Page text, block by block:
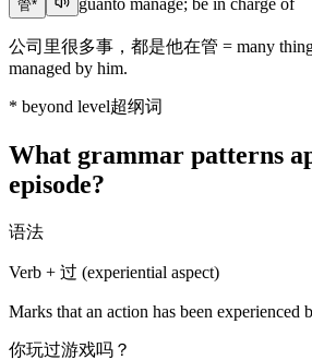
管* guǎnto manage; be in charge of
公司里很多事，都是他在管 = many
managed by him.
* beyond level超纲词
What grammar patterns
episode?
语法
Verb + 过 (experiential aspect)
Marks that an action has been experienced
你玩过游戏吗？